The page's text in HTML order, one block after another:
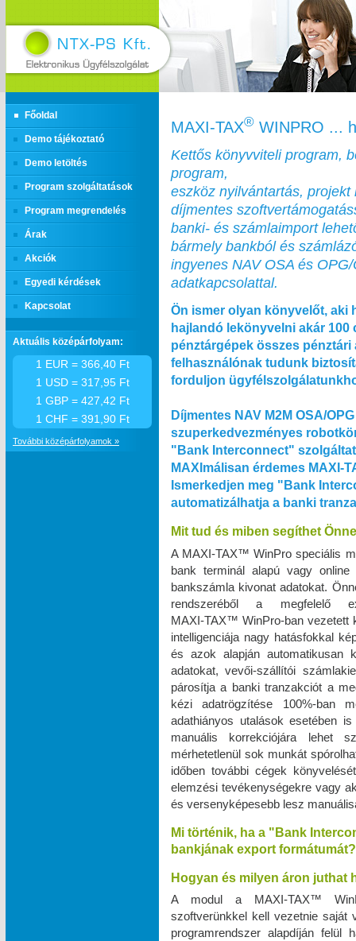
Főoldal
Demo tájékoztató
Demo letöltés
Program szolgáltatások
Program megrendelés
Árak
Akciók
Egyedi kérdések
Kapcsolat
MAXI‑TAX® WINPRO ...
Kettős könyvviteli program,
program,
eszköz nyilvántartás, projekt
díjmentes
banki- és számlaimport
bármely bankból és
ingyenes NAV OSA és
adatkapcsolattal.
Ön ismer olyan könyvelőt, aki
hajlandó lekönyvelni akár 100
pénztárgépek összes pénztári
felhasználónak tudunk
forduljon
Díjmentes NAV M2M OSA/
szuperkedvezményes
"Bank Interconnect"
MAXImálisan érdemes
Ismerkedjen meg "Bank
automatizálhatja a banki
Mit tud és miben segíthet
A MAXI‑TAX™ WinPro speciális
bank terminál alapú vagy
bankszámla kivonat adatokat.
rendszeréből a megfelelő
MAXI‑TAX™ WinPro-ban vezetett
intelligenciája nagy hatásfokkal
és azok alapján automatikusan
adatokat, vevői-szállítói
párosítja a banki tranzakciót a
kézi adatrögzítése 100%-ban
adathiányos utalások esetében
manuális korrekciójára lehet
mérhetetlenül sok munkát
időben további cégek
elemzési tevékenységekre vagy
és versenyképesebb lesz
Mi történik, ha a "Bank
bankjának export formátumát?
Hogyan és milyen áron
A modul a MAXI‑TAX™
szoftverünkkel kell vezetnie saját
programrendszer alapdíján
Aktuális középárfolyam:
1 EUR = 366,40 Ft
1 USD = 317,95 Ft
1 GBP = 427,42 Ft
1 CHF = 391,90 Ft
További középárfolyamok »